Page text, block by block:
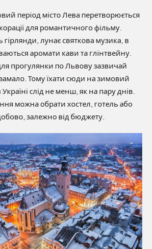
період місто Лева перетворюється
для романтичного фільму.
лунає святкова музика, в
аромати кави та глінтвейну.
прогулянки по Львову зазвичай
Тому їхати сюди на зимовий
слід не менш, як на пару днів.
можна обрати хостел, готель або
залежно від бюджету.